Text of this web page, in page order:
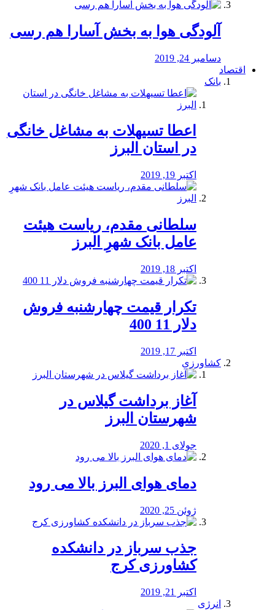
آلودگی هوا به بخش آسارا هم رسی
دسامبر 24, 2019
اقتصاد
بانک
️اعطا تسیهلات به مشاغل خانگی
در استان البرز
اکتبر 19, 2019
سلطانی مقدم، ریاست هیئت
عامل بانک شهرِ البرز
اکتبر 18, 2019
تکرار قیمت چهارشنبه فروش
دلار 11 400
اکتبر 17, 2019
کشاورزی
آغاز برداشت گیلاس در
شهرستان البرز
جولای 1, 2020
دمای هوای البرز بالا می رود
ژوئن 25, 2020
جذب سرباز در دانشکده
کشاورزی کرج
اکتبر 21, 2019
انرژی